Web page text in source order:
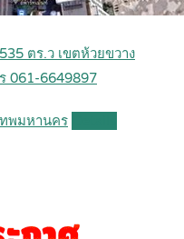
ตร.ว เขตห้วยขวาง
061-6649897
ทพมหานคร